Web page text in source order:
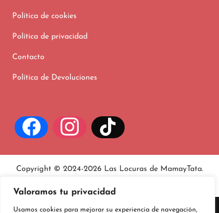
Valoramos tu privacidad
Usamos cookies para mejorar su experiencia de navegación,
Política de cookies
Política de privacidad
Contacto
Política de Devoluciones
Copyright © 2024-2026 Las Locuras de MamayTata.